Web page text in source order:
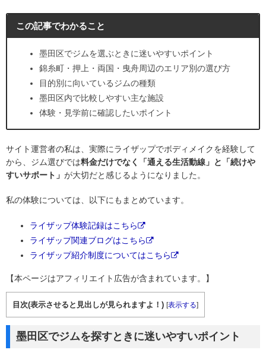
この記事でわかること
墨田区でジムを選ぶときに迷いやすいポイント
錦糸町・押上・両国・曳舟周辺のエリア別の選び方
目的別に向いているジムの種類
墨田区内で比較しやすい主な施設
体験・見学前に確認したいポイント
サイト運営者の私は、実際にライザップでボディメイクを経験して
から、ジム選びでは料金だけでなく「通える生活動線」と「続けや
すいサポート」 が大切だと感じるようになりました。
私の体験については、以下にもまとめています。
ライザップ体験記録はこちら
ライザップ関連ブログはこちら
ライザップ紹介制度についてはこちら
【本ページはアフィリエイト広告が含まれています。】
目次(表示させると見出しが見られますよ！) [表示する]
墨田区でジムを探すときに迷いやすいポイント